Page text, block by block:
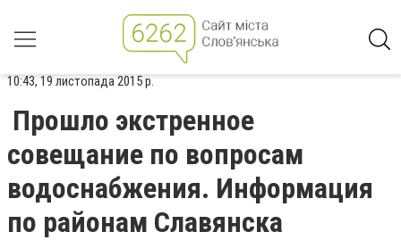
10:43, 19 листопада 2015 р.
Прошло экстренное
совещание по вопросам
водоснабжения. Информация
по районам Славянска